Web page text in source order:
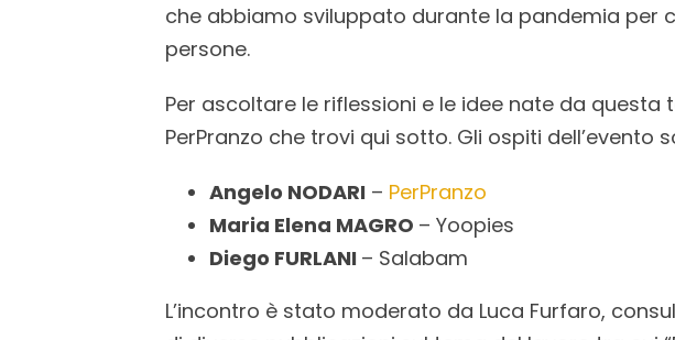
che abbiamo sviluppato durante la pandemia per
persone.
Per ascoltare le riflessioni e le idee nate da
PerPranzo che trovi qui sotto. Gli ospiti dell’evento
Angelo NODARI– PerPranzo
Maria Elena MAGRO – Yoopies
Diego FURLANI – Salabam
L’incontro è stato moderato da Luca Furfaro,